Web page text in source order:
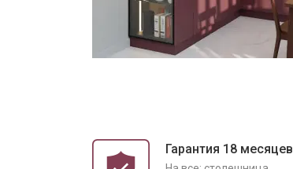
Гарантия 18 месяцев